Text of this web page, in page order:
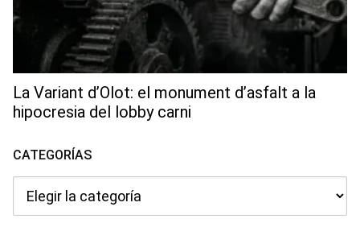
La Variant d’Olot: el monument d’asfalt a la
hipocresia del lobby carni
CATEGORÍAS